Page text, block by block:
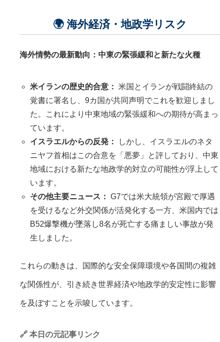
🌍 海外経済・地政学リスク
海外情勢の最新動向：中東の緊張緩和と新たな火種
米イランの歴史的合意： 米国とイランが戦闘終結の
覚書に署名し、9カ国が共同声明でこれを歓迎しまし
た。これにより中東地域の緊張緩和への期待が高まっ
ています。
イスラエルからの反発：
しかし、イスラエルのネタ
ニヤフ首相はこの合意を「悪夢」と評しており、中東
地域における新たな地政学的対立の可能性が浮上して
います。
その他主要ニュース： G7では米大統領が宮殿で厚遇
を受けるなど外交関係が活発化する一方、米国内では
B52爆撃機が墜落し8名が死亡する痛ましい事故が発
生しました。
これらの動きは、国際的な安全保障環境や各国間の複雑
な関係性が、引き続き世界経済や地政学的安定性に影響
を及ぼすことを示唆しています。
🔗 本日の元記事リンク